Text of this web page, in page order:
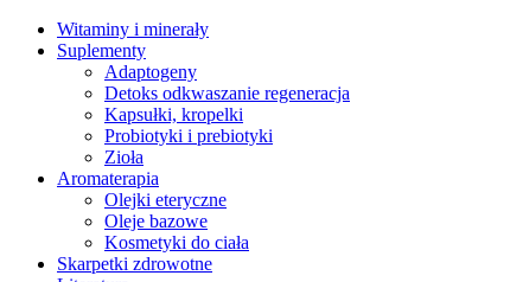
Witaminy i minerały
Suplementy
Adaptogeny
Detoks odkwaszanie regeneracja
Kapsułki, kropelki
Probiotyki i prebiotyki
Zioła
Aromaterapia
Olejki eteryczne
Oleje bazowe
Kosmetyki do ciała
Skarpetki zdrowotne